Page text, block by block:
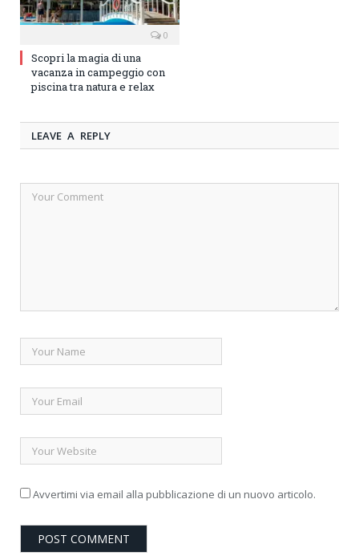
0
Scopri la magia di una
vacanza in campeggio con
piscina tra natura e relax
LEAVE A REPLY
Avvertimi via email alla pubblicazione di un nuovo articolo.